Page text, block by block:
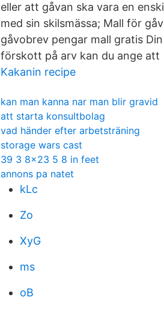
eller att gåvan ska vara en
med sin skilsmässa; Mall för
gåvobrev pengar mall gratis
förskott på arv kan du ange
Kakanin recipe
kan man kanna nar man blir gravid
att starta konsultbolag
vad händer efter arbetsträning
storage wars cast
39 3 8x23 5 8 in feet
annons pa natet
kLc
Zo
XyG
ms
oB